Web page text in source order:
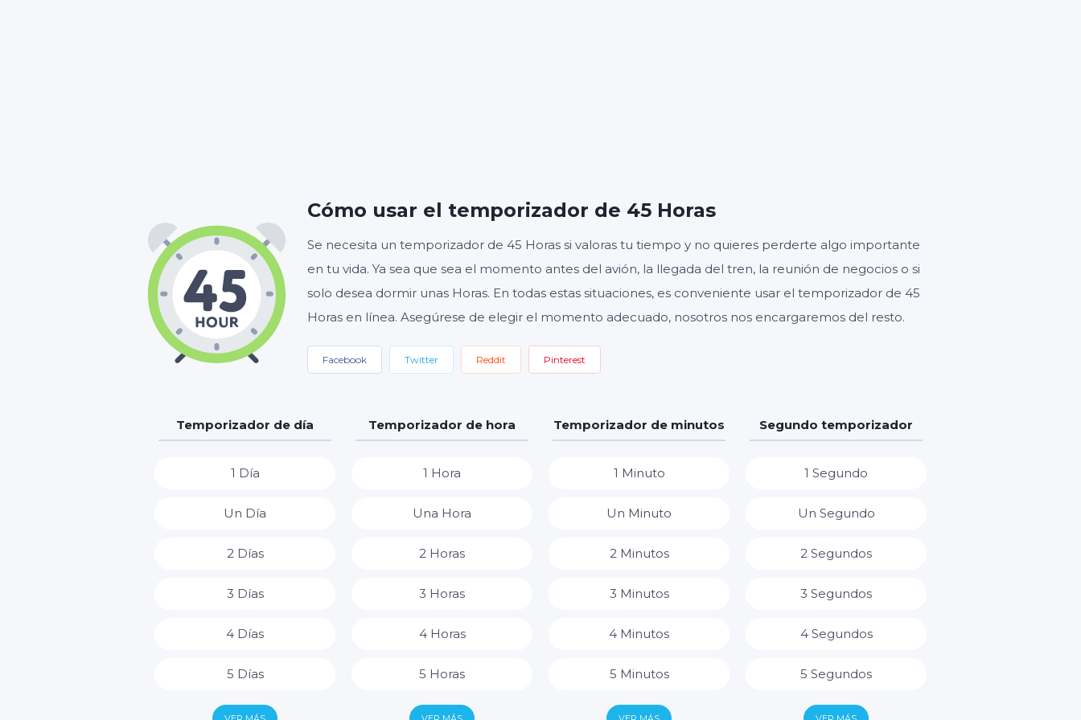
Cómo usar el temporizador de 45 Horas
Se necesita un temporizador de 45 Horas si valoras tu tiempo y no quieres perderte algo importante
en tu vida. Ya sea que sea el momento antes del avión, la llegada del tren, la reunión de negocios o si
solo desea dormir unas Horas. En todas estas situaciones, es conveniente usar el temporizador de 45
Horas en línea. Asegúrese de elegir el momento adecuado, nosotros nos encargaremos del resto.
Facebook Twitter Reddit Pinterest
Temporizador de día
1 Día
Un Día
2 Días
3 Días
4 Días
5 Días
6 Días
Temporizador de hora
1 Hora
Una Hora
2 Horas
3 Horas
4 Horas
5 Horas
6 Horas
Temporizador de minutos
1 Minuto
Un Minuto
2 Minutos
3 Minutos
4 Minutos
5 Minutos
6 Minutos
Segundo temporizador
1 Segundo
Un Segundo
2 Segundos
3 Segundos
4 Segundos
5 Segundos
6 Segundos